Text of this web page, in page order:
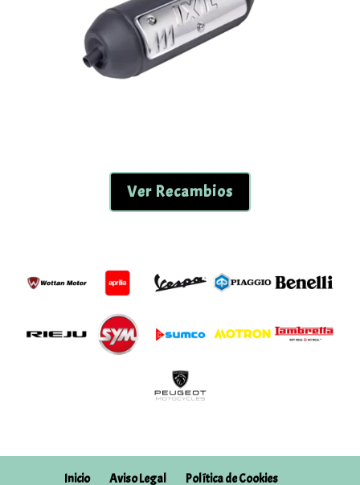
Ver Recambios
Inicio Aviso Legal Política de Cookies